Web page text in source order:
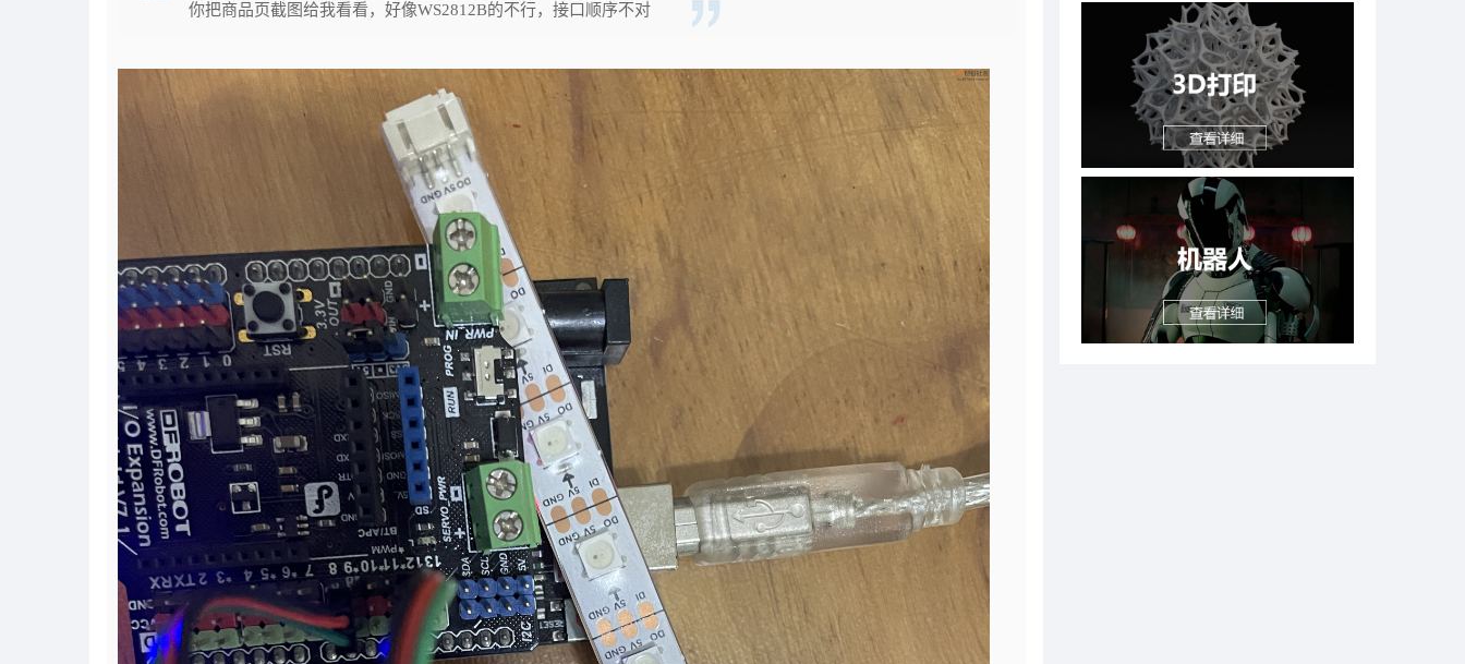
你把商品页截图给我看看，好像WS2812B的不行，接口顺序不对